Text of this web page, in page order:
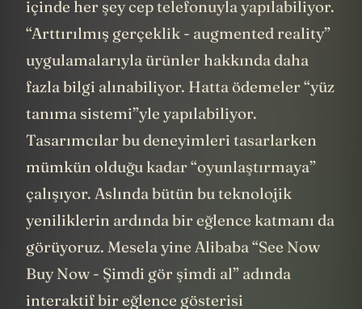
içinde her şey cep telefonuyla yapılabiliyor.
“Arttırılmış gerçeklik - augmented reality”
uygulamalarıyla ürünler hakkında daha
fazla bilgi alınabiliyor. Hatta ödemeler “yüz
tanıma sistemi”yle yapılabiliyor.
Tasarımcılar bu deneyimleri tasarlarken
mümkün olduğu kadar “oyunlaştırmaya”
çalışıyor. Aslında bütün bu teknolojik
yeniliklerin ardında bir eğlence katmanı da
görüyoruz. Mesela yine Alibaba “See Now
Buy Now - Şimdi gör şimdi al” adında
interaktif bir eğlence gösterisi